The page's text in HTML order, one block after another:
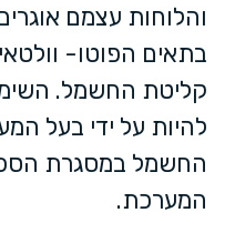
והלוחות עצמם
בתאים הפוטו-
קליטת החשמל.
להיות על ידי בעל
החשמל במסגרת
המערכת.